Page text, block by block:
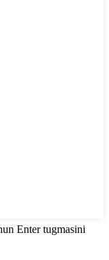
Enter tugmasini